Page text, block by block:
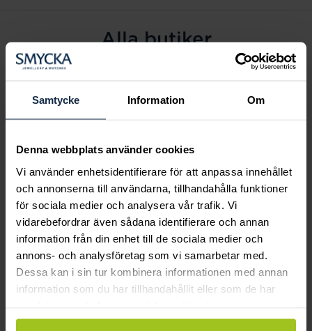
Samtycke Information Om
Denna webbplats använder cookies
Vi använder enhetsidentifierare för att anpassa innehållet
och annonserna till användarna, tillhandahålla funktioner
för sociala medier och analysera vår trafik. Vi
vidarebefordrar även sådana identifierare och annan
information från din enhet till de sociala medier och
annons- och analysföretag som vi samarbetar med.
Dessa kan i sin tur kombinera informationen med annan
information som du har tillhandahållit eller som de har
Alla butiker
Alingsås
Arvidsjaur
Eksjö
Fagersta
Farsta
Gävle
Halmstad
Halmstad Hallarna
Haninge
Helsingborg